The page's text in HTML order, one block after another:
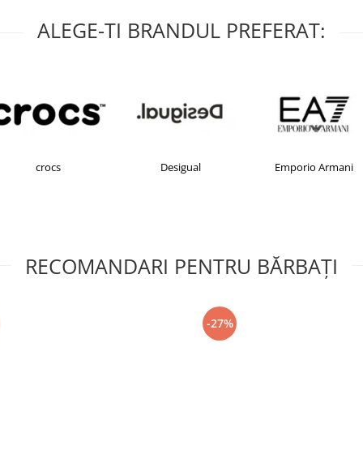
ALEGE-TI BRANDUL PREFERAT:
Desigual Emporio Armani FILA
RECOMANDARI PENTRU BĂRBAŢI
-27%